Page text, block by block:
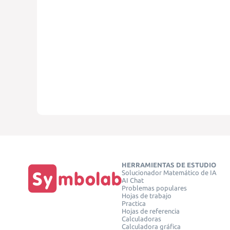
HERRAMIENTAS DE ESTUDIO
Solucionador Matemático de IA
AI Chat
Problemas populares
Hojas de trabajo
Practica
Hojas de referencia
Calculadoras
Calculadora gráfica